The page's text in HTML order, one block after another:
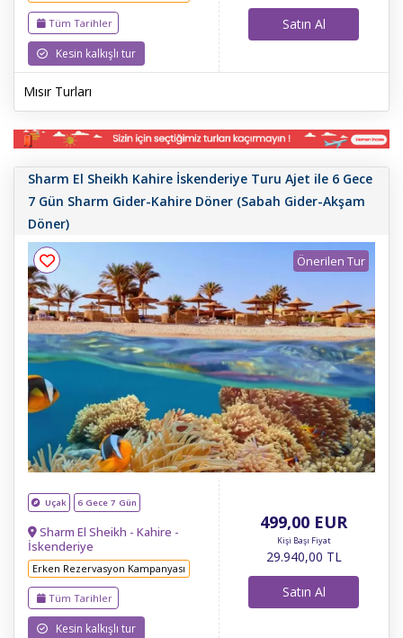
Tüm Tarihler
Kesin kalkışlı tur
Satın Al
Mısır Turları
Sharm El Sheikh Kahire İskenderiye Turu Ajet ile 6 Gece
7 Gün Sharm Gider-Kahire Döner (Sabah Gider-Akşam
Döner)
Önerilen Tur
Uçak 6 Gece 7 Gün
Sharm El Sheikh - Kahire -
İskenderiye
Erken Rezervasyon Kampanyası
Tüm Tarihler
Kesin kalkışlı tur
499,00 EUR
Kişi Başı Fiyat
29.940,00 TL
Satın Al